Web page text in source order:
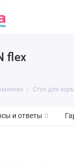
flex
Стул для
и ответы 0